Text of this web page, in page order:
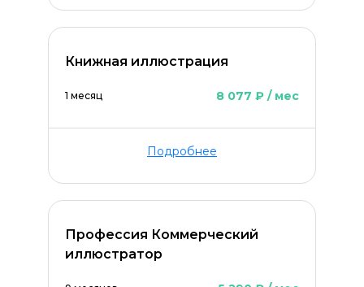
Книжная иллюстрация
1 месяц 8 077 ₽ / мес
Подробнее
Профессия Коммерческий
иллюстратор